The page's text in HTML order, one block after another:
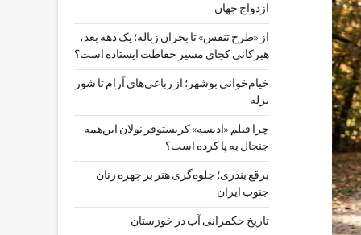
ازدواج جهان
از «طرح تنفس» تا بحران زباله؛ یک دهه بعد،
هیرکانی کجای مسیر حفاظت ایستاده است؟
خیام‌خوانی بوشهر؛ از رباعی‌های آرام تا شور
یزله
چرا فیلم «ادیسه» کریستوفر نولان این‌همه
جنجال به پا کرده است؟
برقع بندری؛ جلوه‌گری هنر بر چهره زنان
جنوب ایران
تاریخ حکمرانی آب در خوزستان